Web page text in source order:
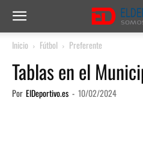
Inicio Fútbol Preferente
Tablas en el
Por ElDeportivo.es - 10/02/2024